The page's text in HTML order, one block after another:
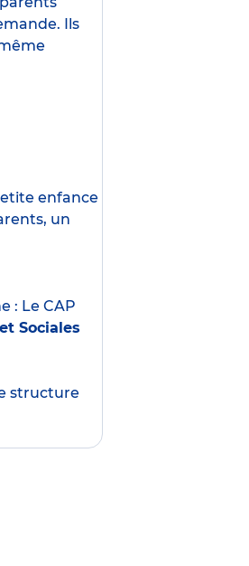
Ils
enfance
un
: Le CAP
Sociales
structure